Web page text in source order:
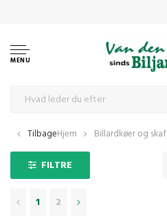
MENU
TilbageHjem Billardkøer og
FILTRE
1 2